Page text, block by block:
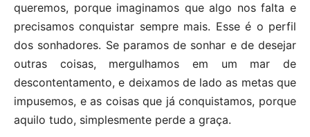
queremos, porque imaginamos que algo nos falta e
precisamos conquistar sempre mais. Esse é o perfil
dos sonhadores. Se paramos de sonhar e de desejar
outras coisas, mergulhamos em um mar de
descontentamento, e deixamos de lado as metas que
impusemos, e as coisas que já conquistamos, porque
aquilo tudo, simplesmente perde a graça.